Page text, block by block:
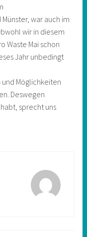
war auch im
wir in diesem
Waste Mai schon
Jahr unbedingt
Möglichkeiten
Deswegen
sprecht uns